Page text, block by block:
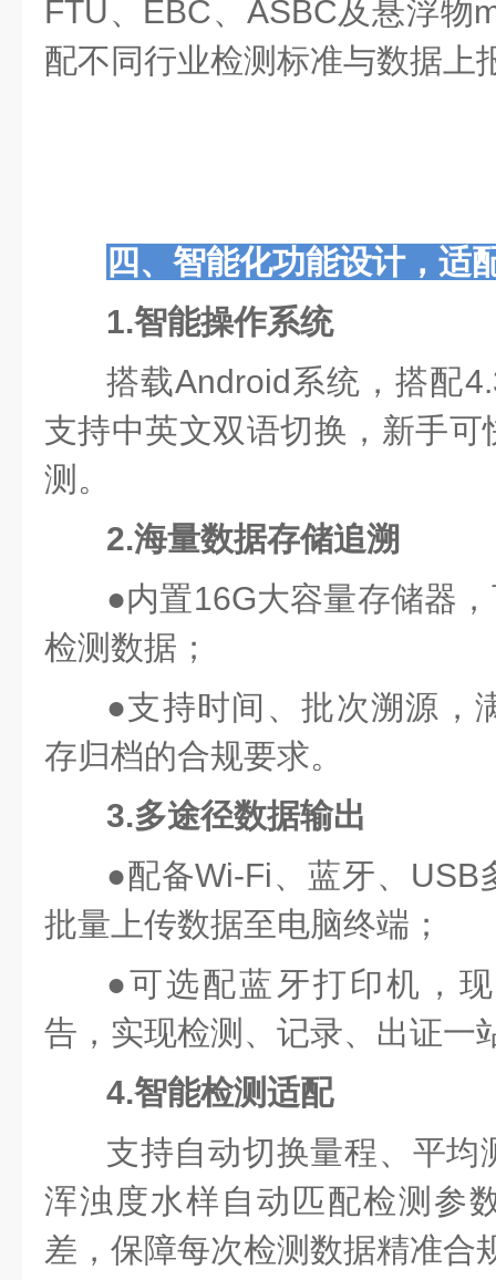
FTU、EBC、ASBC及悬浮物
配不同行业检测标准与数据上
四、智能化功能设计，适
1.智能操作系统
搭载Android系统，搭配
支持中英文双语切换，新手
测。
2.海量数据存储追溯
●内置16G大容量存储器
检测数据；
●支持时间、批次溯源，
存归档的合规要求。
3.多途径数据输出
●配备Wi-Fi、蓝牙、USB
批量上传数据至电脑终端；
●可选配蓝牙打印机，
告，实现检测、记录、出证一
4.智能检测适配
支持自动切换量程、平均
浑浊度水样自动匹配检测参
差，保障每次检测数据精准合